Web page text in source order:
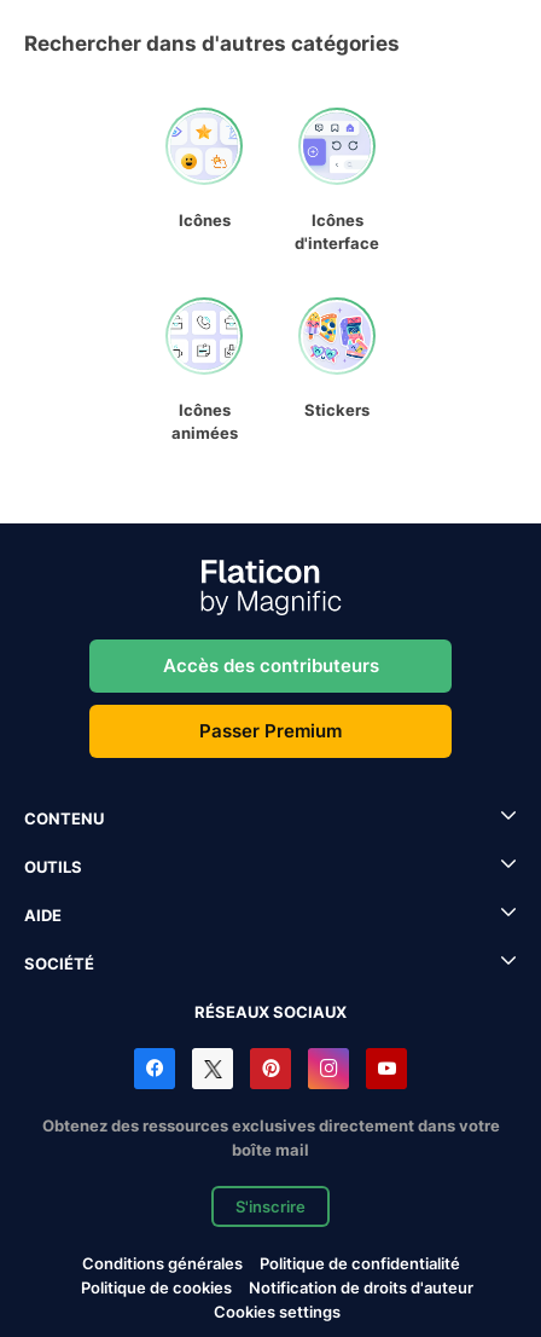
Rechercher dans d'autres catégories
Icônes
Icônes
d'interface
Icônes
animées
Stickers
Accès des contributeurs
Passer Premium
CONTENU
OUTILS
AIDE
SOCIÉTÉ
RÉSEAUX SOCIAUX
Obtenez des ressources exclusives directement dans votre
boîte mail
S'inscrire
Conditions générales
Politique de confidentialité
Politique de cookies
Notification de droits d'auteur
Cookies settings